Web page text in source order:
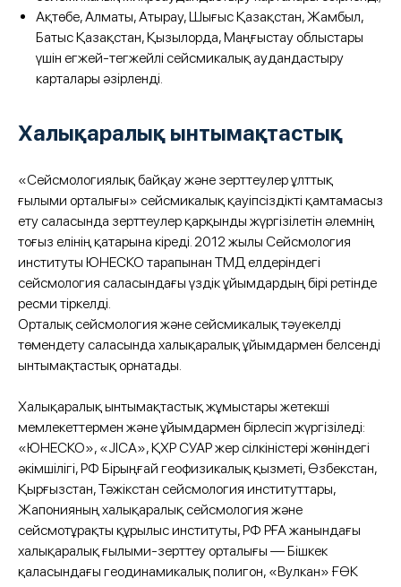
Ақтөбе, Алматы, Атырау, Шығыс Қазақстан, Жамбыл,
Батыс Қазақстан, Қызылорда, Маңғыстау облыстары
үшін егжей-тегжейлі сейсмикалық аудандастыру
карталары әзірленді.
Халықаралық ынтымақтастық
«Сейсмологиялық байқау және зерттеулер ұлттық
ғылыми орталығы» сейсмикалық қауіпсіздікті қамтамасыз
ету саласында зерттеулер қарқынды жүргізілетін әлемнің
тоғыз елінің қатарына кіреді. 2012 жылы Сейсмология
институты ЮНЕСКО тарапынан ТМД елдеріндегі
сейсмология саласындағы үздік ұйымдардың бірі ретінде
ресми тіркелді.
Орталық сейсмология және сейсмикалық тәуекелді
төмендету саласында халықаралық ұйымдармен белсенді
ынтымақтастық орнатады.
Халықаралық ынтымақтастық жұмыстары жетекші
мемлекеттермен және ұйымдармен бірлесіп жүргізіледі:
«ЮНЕСКО», «JICA», ҚХР СУАР жер сілкіністері жөніндегі
әкімшілігі, РФ Бірыңғай геофизикалық қызметі, Өзбекстан,
Қырғызстан, Тәжікстан сейсмология институттары,
Жапонияның халықаралық сейсмология және
сейсмотұрақты құрылыс институты, РФ РҒА жанындағы
халықаралық ғылыми-зерттеу орталығы — Бішкек
қаласындағы геодинамикалық полигон, «Вулкан» ҒӨК